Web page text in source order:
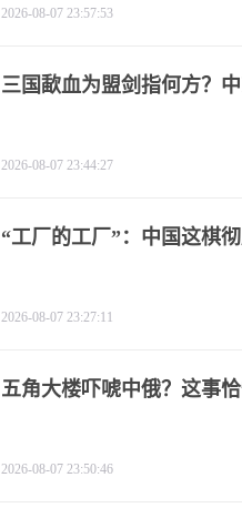
2026-08-07 23:57:53
三国歃血为盟剑指何方？
2026-08-07 23:44:27
“工厂的工厂”：中国这棋
2026-08-07 23:27:11
五角大楼吓唬中俄？这事
2026-08-07 23:50:46